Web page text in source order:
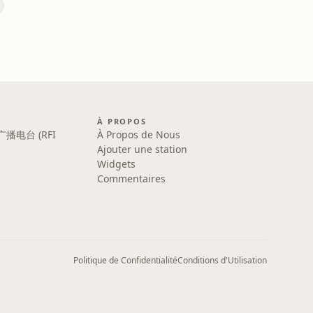
播电台 (RFI
À PROPOS
À Propos de Nous
Ajouter une station
Widgets
Commentaires
Politique de ConfidentialitéConditions d'Utilisation